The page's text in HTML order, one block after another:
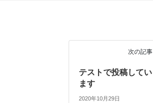
次の記事
テストで投稿してい
ます
2020年10月29日